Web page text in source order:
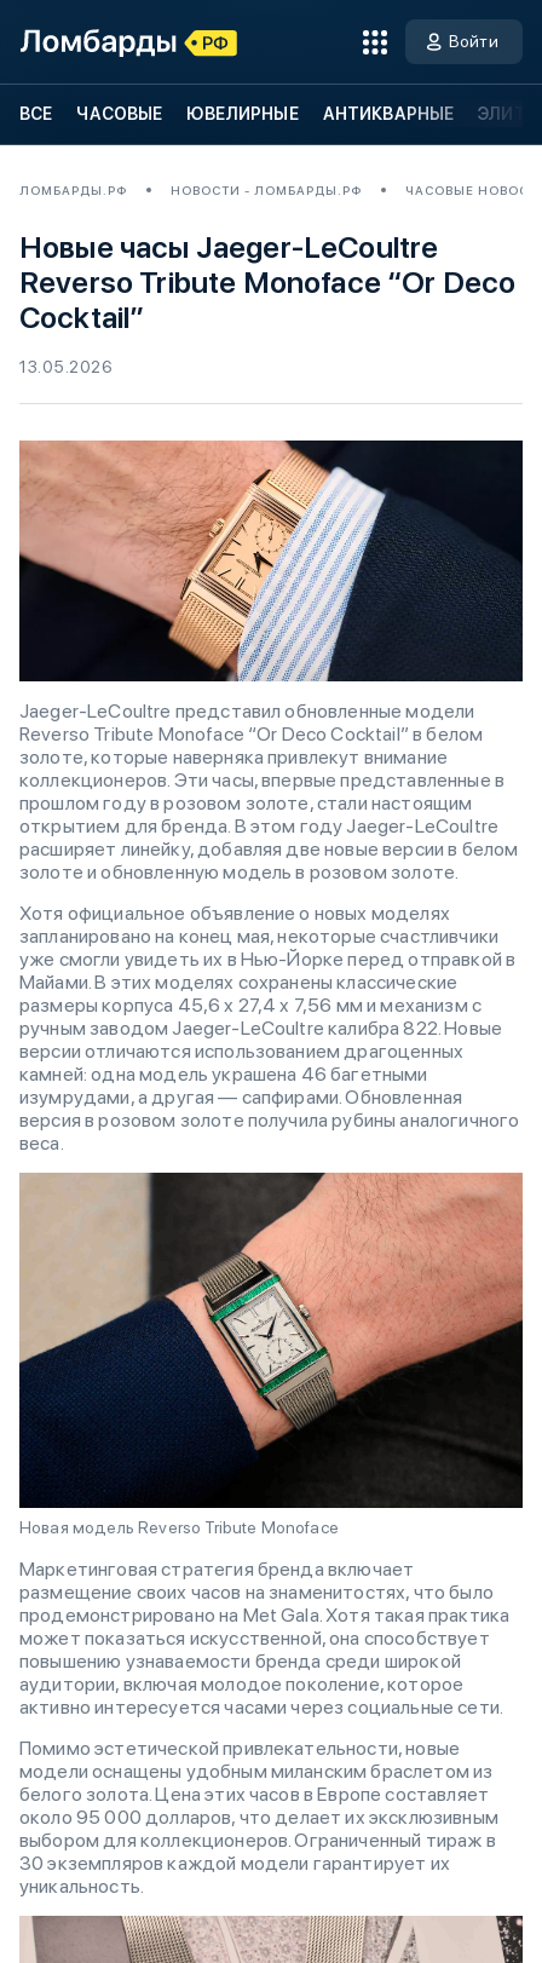
Войти
ВСЕ ЧАСОВЫЕ ЮВЕЛИРНЫЕ АНТИКВАРНЫЕ
ЛОМБАРДЫ.РФ НОВОСТИ - ЛОМБАРДЫ.РФ ЧАСОВЫЕ
Новые часы Jaeger-LeCoultre
Reverso Tribute Monoface “Or Deco
Cocktail”
13.05.2026
Jaeger-LeCoultre представил обновленные модели
Reverso Tribute Monoface “Or Deco Cocktail” в белом
золоте, которые наверняка привлекут внимание
коллекционеров. Эти часы, впервые представленные в
прошлом году в розовом золоте, стали настоящим
открытием для бренда. В этом году Jaeger-LeCoultre
расширяет линейку, добавляя две новые версии в белом
золоте и обновленную модель в розовом золоте.
Хотя официальное объявление о новых моделях
запланировано на конец мая, некоторые счастливчики
уже смогли увидеть их в Нью-Йорке перед отправкой в
Майами. В этих моделях сохранены классические
размеры корпуса 45,6 x 27,4 x 7,56 мм и механизм с
ручным заводом Jaeger-LeCoultre калибра 822. Новые
версии отличаются использованием драгоценных
камней: одна модель украшена 46 багетными
изумрудами, а другая — сапфирами. Обновленная
версия в розовом золоте получила рубины аналогичного
веса.
Новая модель Reverso Tribute Monoface
Маркетинговая стратегия бренда включает
размещение своих часов на знаменитостях, что было
продемонстрировано на Met Gala. Хотя такая практика
может показаться искусственной, она способствует
повышению узнаваемости бренда среди широкой
аудитории, включая молодое поколение, которое
активно интересуется часами через социальные сети.
Помимо эстетической привлекательности, новые
модели оснащены удобным миланским браслетом из
белого золота. Цена этих часов в Европе составляет
около 95 000 долларов, что делает их эксклюзивным
выбором для коллекционеров. Ограниченный тираж в
30 экземпляров каждой модели гарантирует их
уникальность.